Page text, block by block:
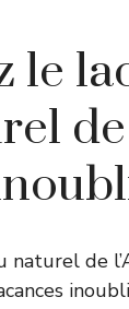
le
naturel de